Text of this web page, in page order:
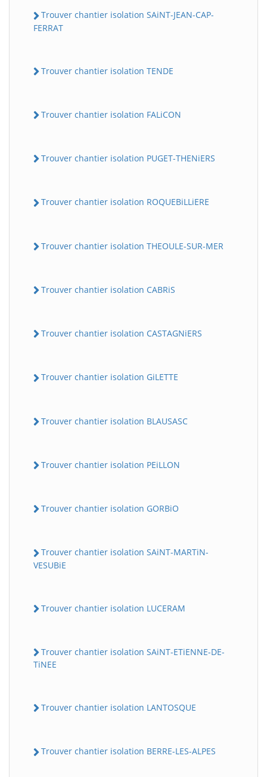
Trouver chantier isolation SAiNT-JEAN-CAP-
FERRAT
Trouver chantier isolation TENDE
Trouver chantier isolation FALiCON
Trouver chantier isolation PUGET-THENiERS
Trouver chantier isolation ROQUEBiLLiERE
Trouver chantier isolation THEOULE-SUR-MER
Trouver chantier isolation CABRiS
Trouver chantier isolation CASTAGNiERS
Trouver chantier isolation GiLETTE
Trouver chantier isolation BLAUSASC
Trouver chantier isolation PEiLLON
Trouver chantier isolation GORBiO
Trouver chantier isolation SAiNT-MARTiN-
VESUBiE
Trouver chantier isolation LUCERAM
Trouver chantier isolation SAiNT-ETiENNE-DE-
TiNEE
Trouver chantier isolation LANTOSQUE
Trouver chantier isolation BERRE-LES-ALPES